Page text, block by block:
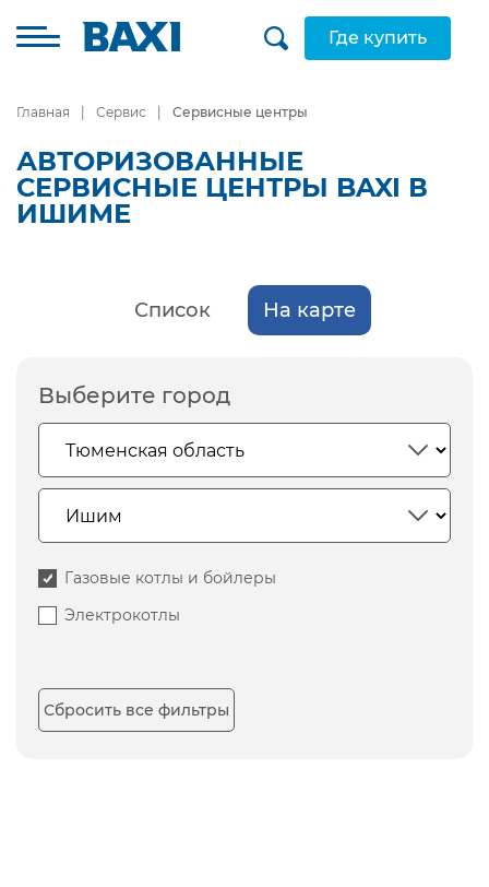
Где купить
Главная Сервис Сервисные центры
АВТОРИЗОВАННЫЕ
СЕРВИСНЫЕ ЦЕНТРЫ BAXI В
ИШИМЕ
Список На карте
Выберите город
Газовые котлы и бойлеры
Электрокотлы
Сбросить все фильтры